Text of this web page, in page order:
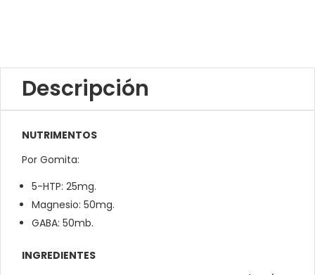
Descripción
NUTRIMENTOS
Por Gomita:
5-HTP: 25mg.
Magnesio: 50mg.
GABA: 50mb.
INGREDIENTES